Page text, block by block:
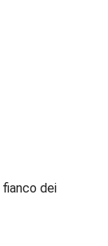
fianco dei